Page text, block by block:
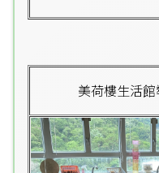
美荷樓生活